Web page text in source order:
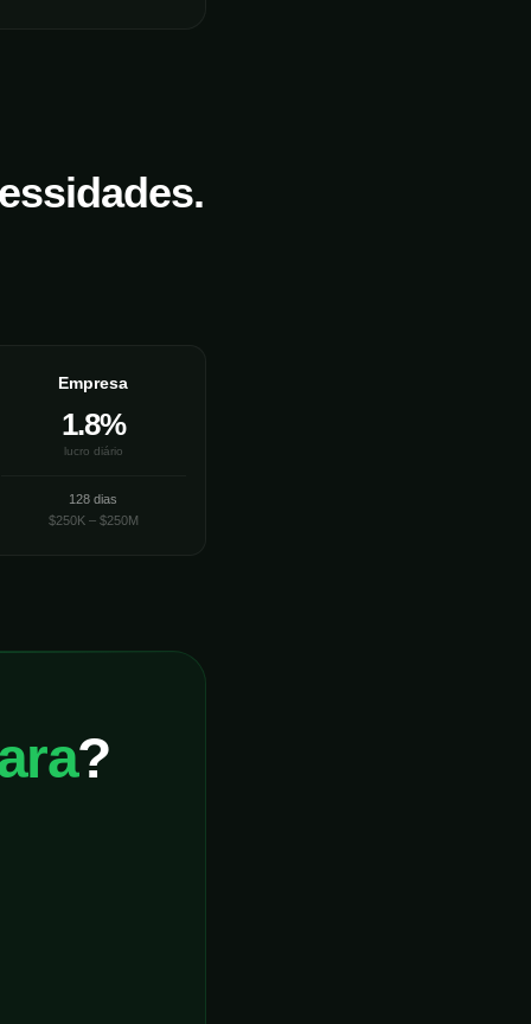
Empresa
1.8%
lucro diário
128 dias
$250K – $250M
?